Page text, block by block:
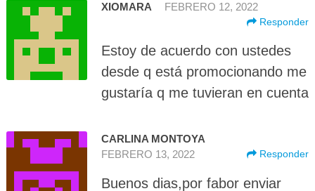
XIOMARA FEBRERO 12, 2022
Responder
Estoy de acuerdo con ustedes
desde q está promocionando me
gustaría q me tuvieran en cuenta
CARLINA MONTOYA
FEBRERO 13, 2022
Responder
Buenos dias,por fabor enviar